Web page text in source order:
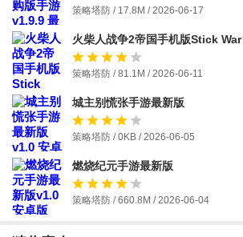
策略塔防 / 17.8M /2026-06-17
火柴人战争2帝国手机版Stick
策略塔防 / 81.1M / 2026-06-11
城主别慌张手游最新版
策略塔防 / 0KB / 2026-06-05
燃烧纪元手游最新版
策略塔防 / 660.8M / 2026-06-04